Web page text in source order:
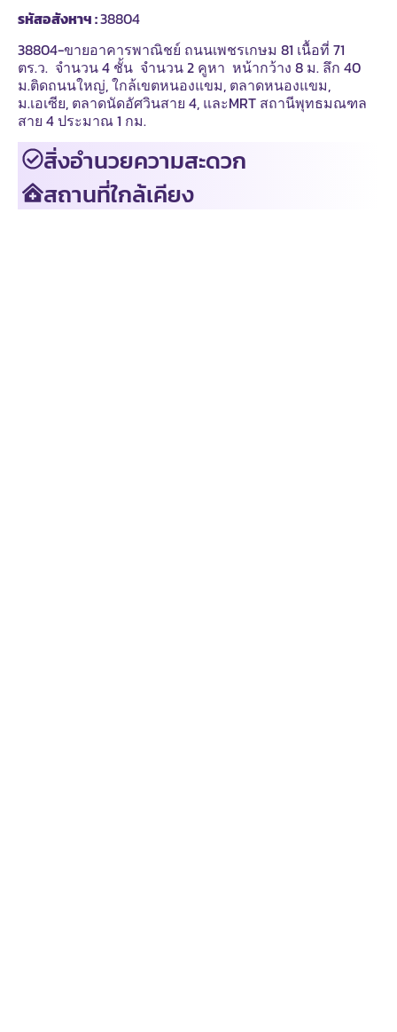
รหัสอสังหาฯ :38804
38804-ขายอาคารพาณิชย์ ถนนเพชรเกษม 81 เนื้อที่ 71
ตร.ว. จํานวน 4 ชั้น จํานวน 2 คูหา หน้ากว้าง 8 ม. ลึก 40
ม.ติดถนนใหญ่, ใกล้เขตหนองแขม, ตลาดหนองแขม,
ม.เอเซีย, ตลาดนัดอัศวินสาย 4, และMRT สถานีพุทธมณฑล
สาย 4 ประมาณ 1 กม.
สิ่งอำนวยความสะดวก
สถานที่ใกล้เคียง